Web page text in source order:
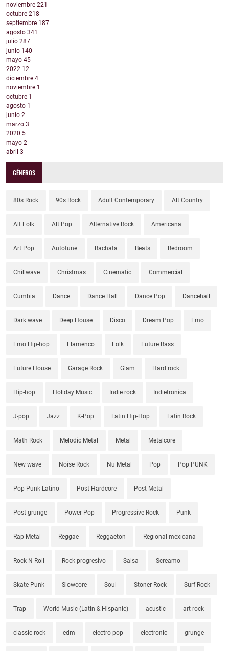
noviembre 221
octubre 218
septiembre 187
agosto 341
julio 287
junio 140
mayo 45
2022 12
diciembre 4
noviembre 1
octubre 1
agosto 1
junio 2
marzo 3
2020 5
mayo 2
abril 3
GÉNEROS
80s Rock 90s Rock Adult Contemporary Alt Country
Alt Folk Alt Pop Alternative Rock Americana
Art Pop Autotune Bachata Beats Bedroom
Chillwave Christmas Cinematic Commercial
Cumbia Dance Dance Hall Dance Pop Dancehall
Dark wave Deep House Disco Dream Pop Emo
Emo Hip-hop Flamenco Folk Future Bass
Future House Garage Rock Glam Hard rock
Hip-hop Holiday Music Indie rock Indietronica
J-pop Jazz K-Pop Latin Hip-Hop Latin Rock
Math Rock Melodic Metal Metal Metalcore
New wave Noise Rock Nu Metal Pop Pop PUNK
Pop Punk Latino Post-Hardcore Post-Metal
Post-grunge Power Pop Progressive Rock Punk
Rap Metal Reggae Reggaeton Regional mexicana
Rock N Roll Rock progresivo Salsa Screamo
Skate Punk Slowcore Soul Stoner Rock Surf Rock
Trap World Music (Latin & Hispanic) acustic art rock
classic rock edm electro pop electronic grunge